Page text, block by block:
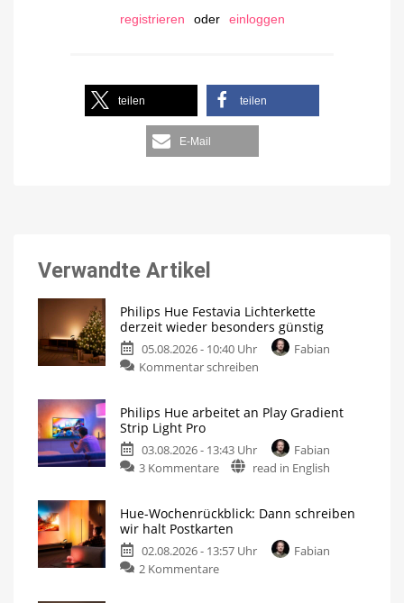
registrieren oder einloggen
teilen teilen
E-Mail
Verwandte Artikel
Philips Hue Festavia Lichterkette
derzeit wieder besonders günstig
05.08.2026 - 10:40 Uhr
Fabian
Kommentar schreiben
Philips Hue arbeitet an Play Gradient
Strip Light Pro
03.08.2026 - 13:43 Uhr
Fabian
3 Kommentare
read in English
Hue-Wochenrückblick: Dann schreiben
wir halt Postkarten
02.08.2026 - 13:57 Uhr
Fabian
2 Kommentare